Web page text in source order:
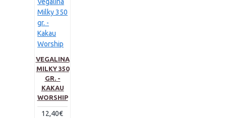
VEGALINA
MILKY 350
GR. -
KAKAU
WORSHIP
12,40€